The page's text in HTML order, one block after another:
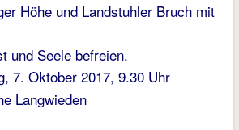
Höhe und Landstuhler Bruch mit
und Seele befreien.
7. Oktober 2017, 9.30 Uhr
Langwieden